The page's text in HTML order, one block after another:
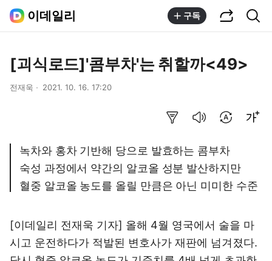
이데일리 구독
[괴식로드]'콤부차'는 취할까<49>
전재욱 2021. 10. 16. 17:20
녹차와 홍차 기반해 당으로 발효하는 콤부차
숙성 과정에서 약간의 알코올 성분 발산하지만
혈중 알코올 농도를 올릴 만큼은 아닌 미미한 수준
[이데일리 전재욱 기자] 올해 4월 영국에서 술을 마
시고 운전하다가 적발된 변호사가 재판에 넘겨졌다.